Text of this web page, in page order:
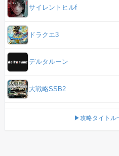
サイレントヒルf
ドラクエ3
デルタルーン
大戦略SSB2
▶攻略タイトル